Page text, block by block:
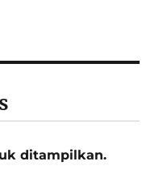
ditampilkan.